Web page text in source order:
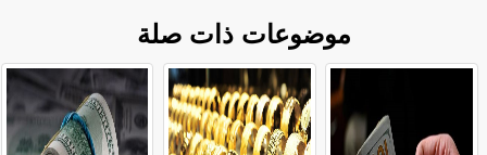
موضوعات ذات صلة